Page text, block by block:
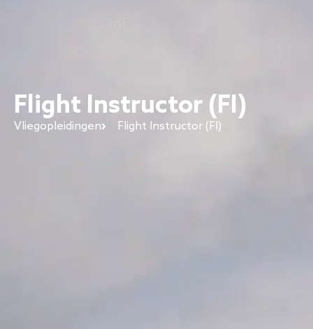
Flight Instructor (FI)
Vliegopleidingen Flight Instructor (FI)